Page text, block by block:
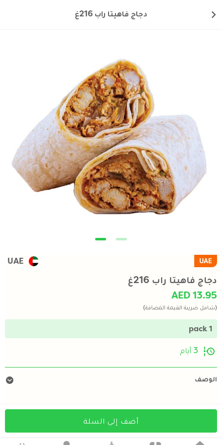
دجاج فاهيتا راب 216غ
UAE
UAE
دجاج فاهيتا راب 216غ
AED 13.95
(شامل ضريبة القيمة المضافة)
1 pack
3 أيام
الوصف
أضف إلى السلة